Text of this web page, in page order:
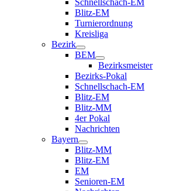
Schnellschach-EM
Blitz-EM
Turnierordnung
Kreisliga
Bezirk
BEM
Bezirksmeister
Bezirks-Pokal
Schnellschach-EM
Blitz-EM
Blitz-MM
4er Pokal
Nachrichten
Bayern
Blitz-MM
Blitz-EM
EM
Senioren-EM